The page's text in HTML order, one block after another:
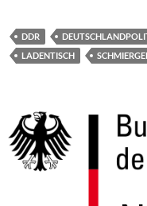
DDR
LADENTISCH